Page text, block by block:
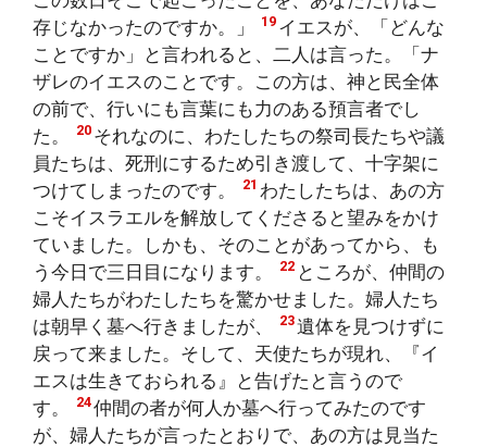
存じなかったのですか。」
19 イエスが、「どんな
ことですか」と言われると、二人は言った。「ナ
ザレのイエスのことです。この方は、神と民全体
の前で、行いにも言葉にも力のある預言者でし
た。
20 それなのに、わたしたちの祭司長たちや議
員たちは、死刑にするため引き渡して、十字架に
つけてしまったのです。
21 わたしたちは、あの方
こそイスラエルを解放してくださると望みをかけ
ていました。しかも、そのことがあってから、も
う今日で三日目になります。
22 ところが、仲間の
婦人たちがわたしたちを驚かせました。婦人たち
は朝早く墓へ行きましたが、
23遺体を見つけずに
戻って来ました。そして、天使たちが現れ、『イ
エスは生きておられる』と告げたと言うので
す。
24仲間の者が何人か墓へ行ってみたのです
が、婦人たちが言ったとおりで、あの方は見当た